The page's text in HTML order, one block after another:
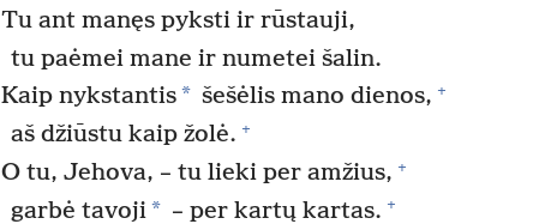
Tu ant manęs pyksti ir rūstauji,
tu paėmei mane ir numetei šalin.
Kaip nykstantis* šešėlis mano dienos, +
aš džiūstu kaip žolė. +
O tu, Jehova, – tu lieki per amžius, +
garbė tavoji* – per kartų kartas. +